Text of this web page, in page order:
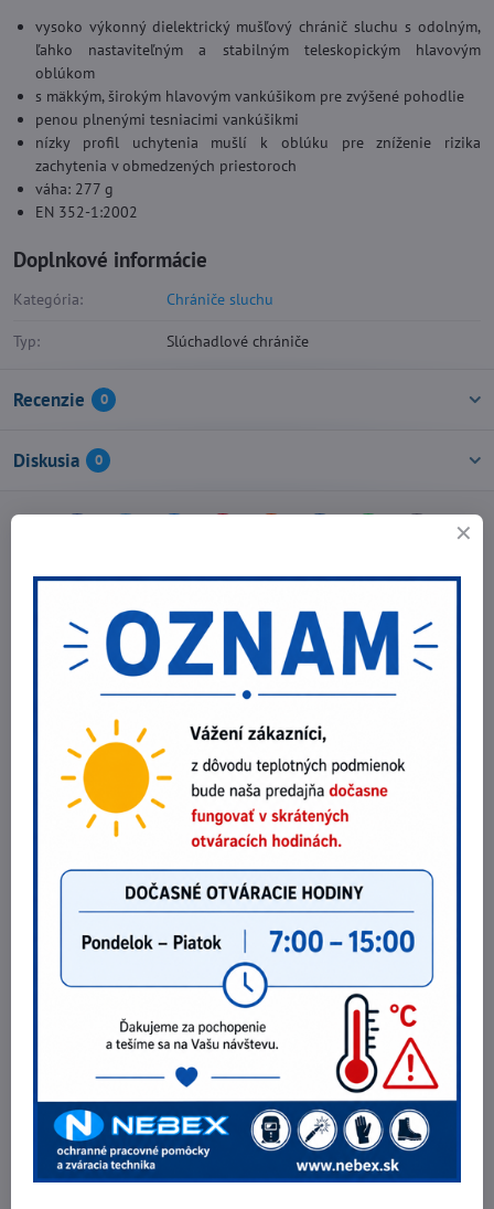
vysoko výkonný dielektrický mušľový chránič sluchu s odolným,
ľahko nastaviteľným a stabilným teleskopickým hlavovým
oblúkom
s mäkkým, širokým hlavovým vankúšikom pre zvýšené pohodlie
penou plnenými tesniacimi vankúšikmi
nízky profil uchytenia mušlí k oblúku pre zníženie rizika
zachytenia v obmedzených priestoroch
váha: 277 g
EN 352-1:2002
Doplnkové informácie
Kategória: Chrániče sluchu
Typ: Slúchadlové chrániče
Recenzie 0
Diskusia 0
Najpredávanejšie produkty v tejto
kategórii
Zátkové chrániče sluchu CXS CORTIX EP-06TC, lanko +
2,46 €
2 €bez DPH
Chránič sluchu 3M Peltor H510A-401-GU
24,60 €
20 €bez DPH
Chránič sluchu 3M PELTOR X3A
44,28 € Do košíka
Potrebujete poradiť?
Telefónne čísla
0903 40 80 66 / 0907 62 44 82
E-mail